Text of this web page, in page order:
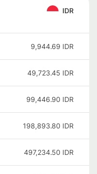
IDR
9,944.69 IDR
49,723.45 IDR
99,446.90 IDR
198,893.80 IDR
497,234.50 IDR